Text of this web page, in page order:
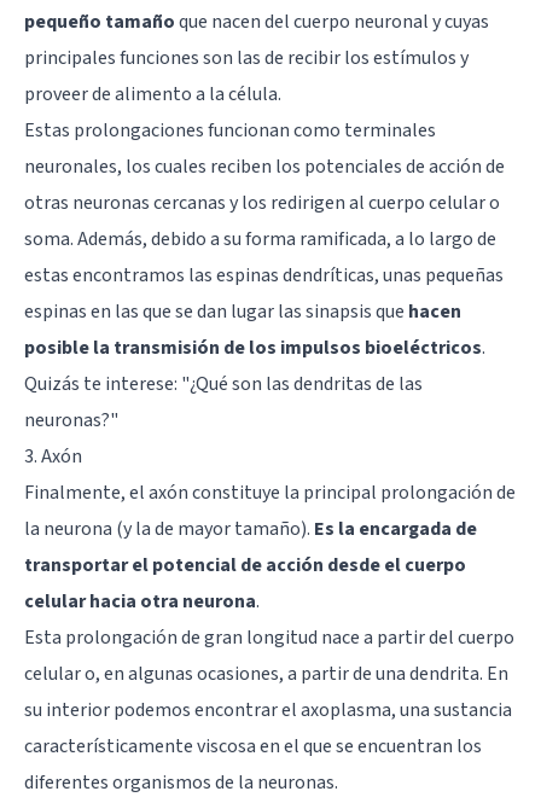
pequeño tamañoque nacen del cuerpo neuronal y cuyas
principales funciones son las de recibir los estímulos y
proveer de alimento a la célula.
Estas prolongaciones funcionan como terminales
neuronales, los cuales reciben los potenciales de acción de
otras neuronas cercanas y los redirigen al cuerpo celular o
soma. Además, debido a su forma ramificada, a lo largo de
estas encontramos las espinas dendríticas, unas pequeñas
espinas en las que se dan lugar las sinapsis que hacen
posible la transmisión de los impulsos bioeléctricos.
Quizás te interese: "¿Qué son las dendritas de las
neuronas?"
3. Axón
Finalmente,el axónconstituye la principal prolongación de
la neurona (y la de mayor tamaño). Es la encargada de
transportar el potencial de acción desde el cuerpo
celular hacia otra neurona.
Esta prolongación de gran longitud nace a partir del cuerpo
celular o, en algunas ocasiones, a partir de una dendrita. En
su interior podemos encontrar el axoplasma, una sustancia
característicamente viscosa en el que se encuentran los
diferentes organismos de la neuronas.